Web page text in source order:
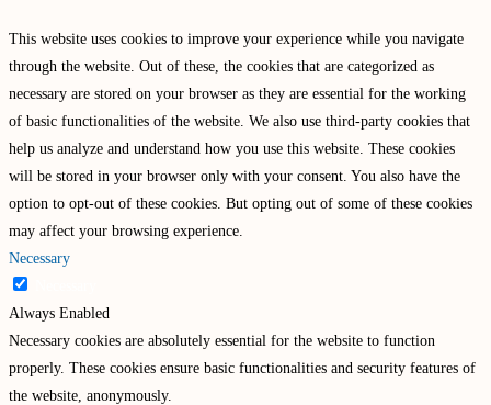
This website uses cookies to improve your experience while you navigate
through the website. Out of these, the cookies that are categorized as
necessary are stored on your browser as they are essential for the working
of basic functionalities of the website. We also use third-party cookies that
help us analyze and understand how you use this website. These cookies
will be stored in your browser only with your consent. You also have the
option to opt-out of these cookies. But opting out of some of these cookies
may affect your browsing experience.
Necessary
Always Enabled
Necessary cookies are absolutely essential for the website to function
properly. These cookies ensure basic functionalities and security features of
the website, anonymously.